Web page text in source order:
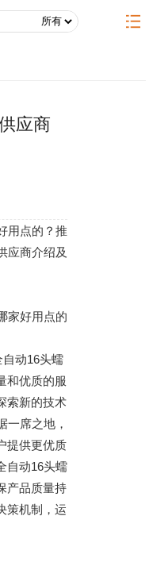
应商
用点的？推
应商介绍及
家好用点的
动16头蠕
和优质的服
索新的技术
一席之地，
提供更优质
自动16头蠕
产品质量持
策机制，运